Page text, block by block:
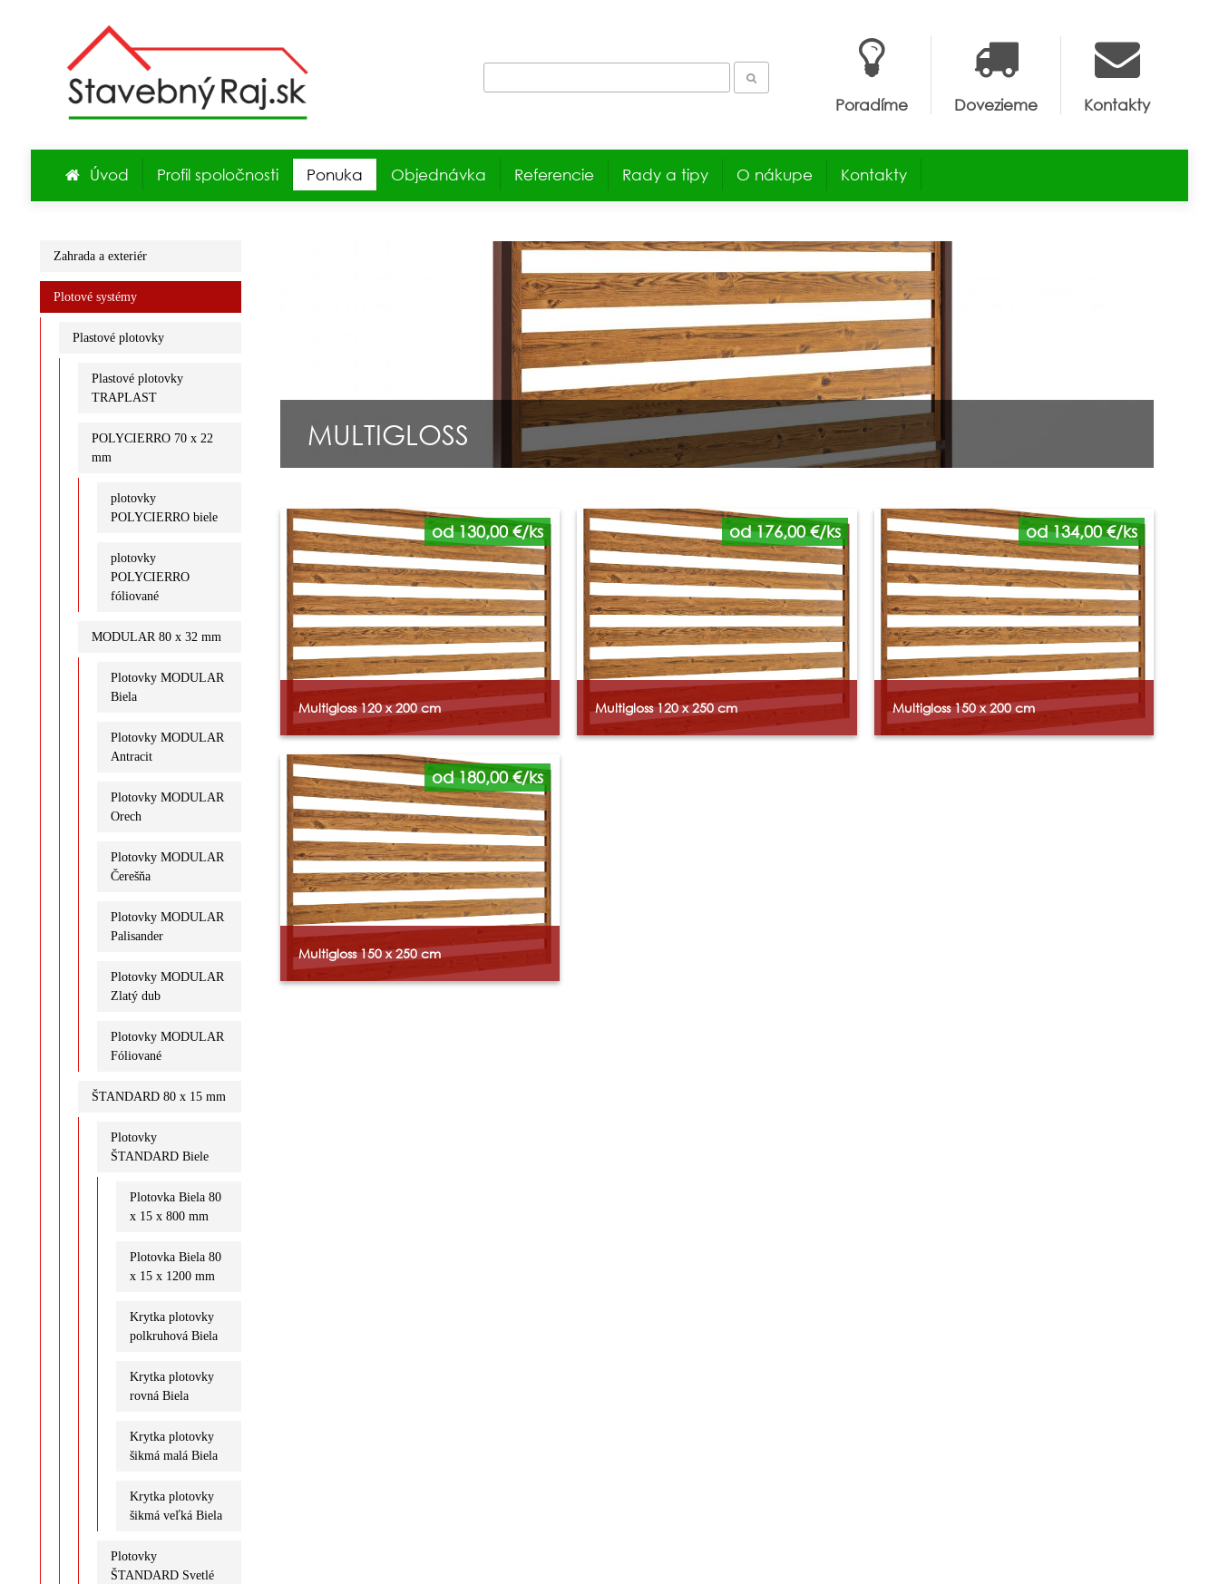
Kontakty
Dovezieme
Poradíme
Úvod Profil spoločnosti Ponuka Objednávka Referencie Rady a tipy O nákupe Kontakty
Zahrada a exteriér
Plotové systémy
Plastové plotovky
Plastové plotovky
TRAPLAST
POLYCIERRO 70 x 22
mm
plotovky
POLYCIERRO biele
plotovky
POLYCIERRO
fóliované
MODULAR 80 x 32 mm
Plotovky MODULAR
Biela
Plotovky MODULAR
Antracit
Plotovky MODULAR
Orech
Plotovky MODULAR
Čerešňa
Plotovky MODULAR
Palisander
Plotovky MODULAR
Zlatý dub
Plotovky MODULAR
Fóliované
ŠTANDARD 80 x 15 mm
Plotovky
ŠTANDARD Biele
Plotovka Biela 80
x 15 x 800 mm
Plotovka Biela 80
x 15 x 1200 mm
Krytka plotovky
polkruhová Biela
Krytka plotovky
rovná Biela
Krytka plotovky
šikmá malá Biela
Krytka plotovky
šikmá veľká Biela
Plotovky
ŠTANDARD Svetlé
MULTIGLOSS
od 130,00 €/ks
Multigloss 120 x 200 cm
od 176,00 €/ks
Multigloss 120 x 250 cm
od 134,00 €/ks
Multigloss 150 x 200 cm
od 180,00 €/ks
Multigloss 150 x 250 cm